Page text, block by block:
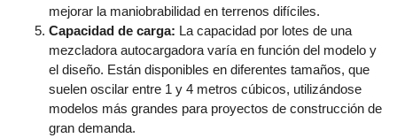
mejorar la maniobrabilidad en terrenos difíciles.
Capacidad de carga: La capacidad por lotes de una
mezcladora autocargadora varía en función del modelo y
el diseño. Están disponibles en diferentes tamaños, que
suelen oscilar entre 1 y 4 metros cúbicos, utilizándose
modelos más grandes para proyectos de construcción de
gran demanda.